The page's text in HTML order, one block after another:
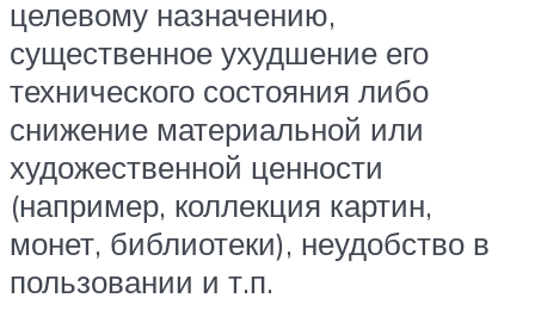
целевому назначению,
существенное ухудшение его
технического состояния либо
снижение материальной или
художественной ценности
(например, коллекция картин,
монет, библиотеки), неудобство в
пользовании и т.п.